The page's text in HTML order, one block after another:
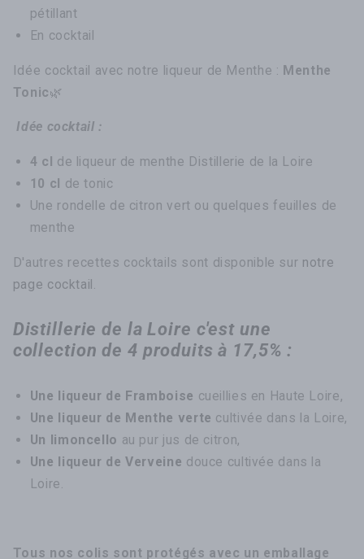
pétillant
En cocktail
Idée cocktail avec notre liqueur de Menthe : Menthe
Tonic🌿
Idée cocktail :
4 cl
de liqueur de menthe Distillerie de la Loire
10 cl
de tonic
Une rondelle de citron vert ou quelques feuilles de
menthe
D'autres recettes cocktails sont disponible sur notre
page cocktail.
Distillerie de la Loire c'est une
collection de 4 produits à 17,5% :
Une liqueur de Framboise cueillies en Haute Loire,
Une liqueur de Menthe verte cultivée dans la Loire,
Un limoncello au pur jus de citron,
Une liqueur de Verveine douce cultivée dans la
Loire.
Tous nos colis sont protégés avec un emballage